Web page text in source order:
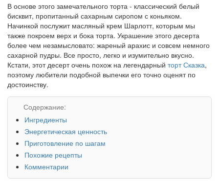
В основе этого замечательного торта - классический белый
бисквит, пропитанный сахарным сиропом с коньяком.
Начинкой послужит масляный крем Шарлотт, которым мы
также покроем верх и бока торта. Украшение этого десерта
более чем незамысловато: жареный арахис и совсем немного
сахарной пудры. Все просто, легко и изумительно вкусно.
Кстати, этот десерт очень похож на легендарный торт Сказка,
поэтому любители подобной выпечки его точно оценят по
достоинству.
Содержание:
Ингредиенты
Энергетическая ценность
Приготовление по шагам
Похожие рецепты
Комментарии